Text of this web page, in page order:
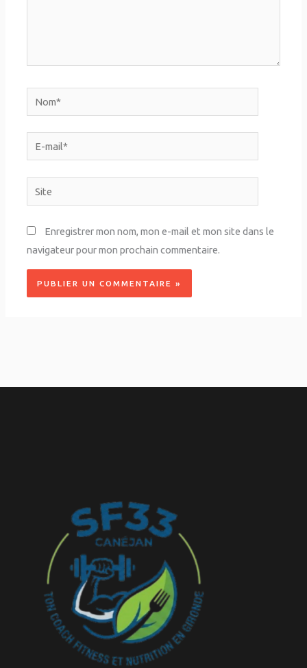
Nom*
E-
mail*
Site
Enregistrer mon nom, mon e-mail et mon site dans le
navigateur pour mon prochain commentaire.